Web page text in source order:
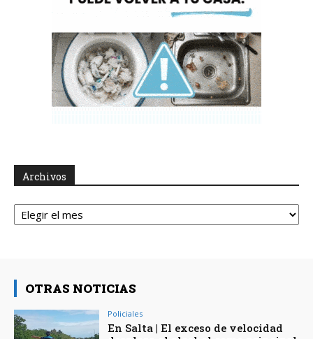
Archivos
Archivos
OTRAS NOTICIAS
Policiales
En Salta | El exceso de velocidad